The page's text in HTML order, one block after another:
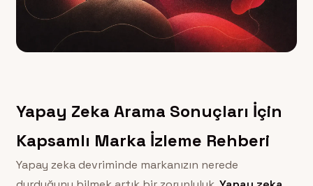
Yapay Zeka Arama Sonuçları İçin
Kapsamlı Marka İzleme Rehberi
Yapay zeka devriminde markanızın nerede